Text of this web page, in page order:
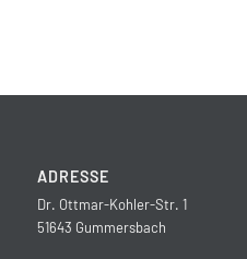
ADRESSE
Dr. Ottmar-Kohler-Str. 1
51643 Gummersbach